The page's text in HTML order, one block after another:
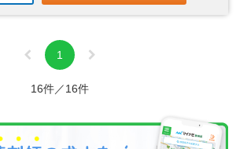
1
16件／16件